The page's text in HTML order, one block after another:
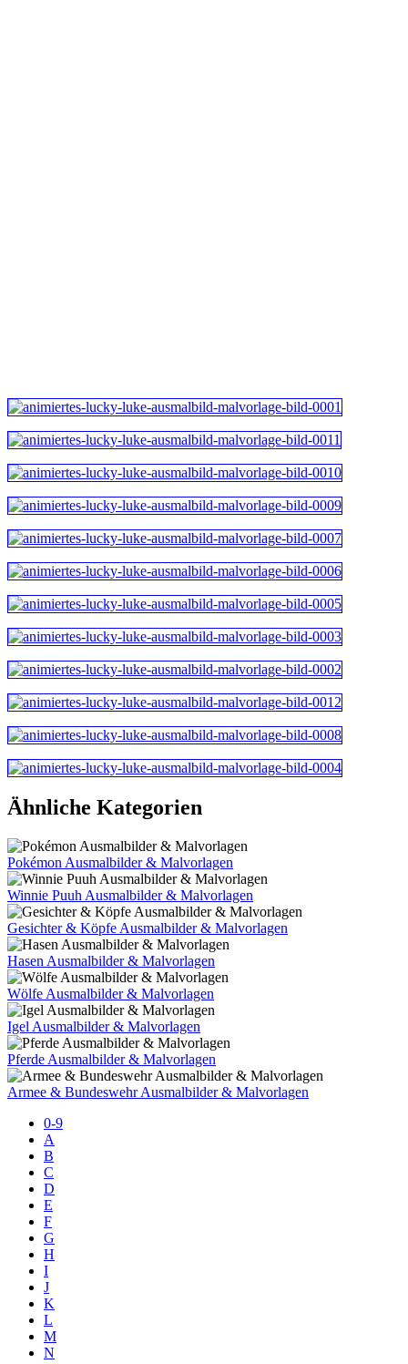
Ähnliche Kategorien
Pokémon Ausmalbilder & Malvorlagen
Winnie Puuh Ausmalbilder & Malvorlagen
Gesichter & Köpfe Ausmalbilder & Malvorlagen
Hasen Ausmalbilder & Malvorlagen
Wölfe Ausmalbilder & Malvorlagen
Igel Ausmalbilder & Malvorlagen
Pferde Ausmalbilder & Malvorlagen
Armee & Bundeswehr Ausmalbilder & Malvorlagen
0-9
A
B
C
D
E
F
G
H
I
J
K
L
M
N